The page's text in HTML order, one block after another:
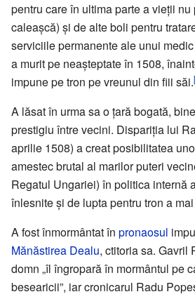
pentru care în ultima parte a vieții
caleașcă) și de alte boli pentru
serviciile permanente ale unui
a murit pe neașteptate în 1508,
impune pe tron pe vreunul din fiii săi.
A lăsat în urma sa o țară bogată,
prestigiu între vecini. Dispariția lui
aprilie 1508) a creat posibilitatea
amestec brutal al marilor puteri
Regatul Ungariei) în politica internă
înlesnite și de lupta pentru tron a
A fost înmormântat în pronaosul
Mănăstirea Dealu, ctitoria sa. Gavril
domn „îl îngropară în mormântul pe
besearicii”, iar cronicarul Radu